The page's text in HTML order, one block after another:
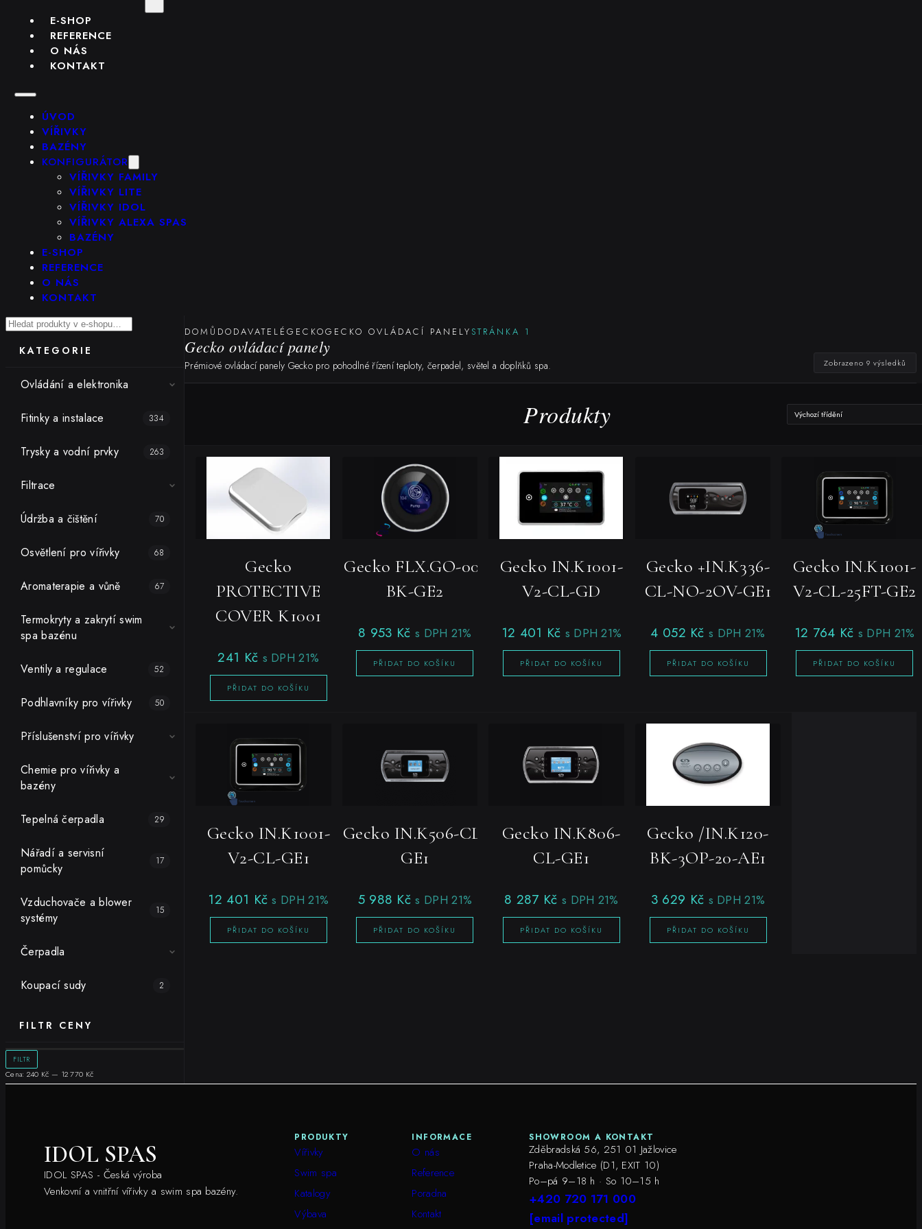
E-SHOP
REFERENCE
O NÁS
KONTAKT
ÚVOD
VÍŘIVKY
BAZÉNY
KONFIGURÁTOR
VÍŘIVKY FAMILY
VÍŘIVKY LITE
VÍŘIVKY IDOL
VÍŘIVKY ALEXA SPAS
BAZÉNY
E-SHOP
REFERENCE
O NÁS
KONTAKT
Hledat
KATEGORIE
Ovládání a elektronika
Fitinky a instalace 334
Trysky a vodní prvky 263
Filtrace
Údržba a čištění 70
Osvětlení pro vířivky 68
Aromaterapie a vůně 67
Termokryty a zakrytí swim
spa bazénu
Ventily a regulace 52
Podhlavníky pro vířivky 50
Příslušenství pro vířivky
Chemie pro vířivky a
bazény
Tepelná čerpadla 29
Nářadí a servisní
pomůcky
17
Vzduchovače a blower
systémy
15
Čerpadla
Koupací sudy 2
FILTR CENY
Minimální
cena
Maximální
cena
FILTR
Cena: 240 Kč — 12 770 Kč
DOMŮ DODAVATELÉ GECKOGECKO OVLÁDACÍ PANELY STRÁNKA 1
Gecko ovládací panely
Prémiové ovládací panely Gecko pro pohodlné řízení teploty, čerpadel, světel a doplňků spa. Zobrazeno 9 výsledků
Produkty
Gecko
PROTECTIVE
COVER K1001
241 Kč s DPH 21%
PŘIDAT DO KOŠÍKU
Gecko FLX.GO-00-
BK-GE2
8 953 Kč s DPH 21%
PŘIDAT DO KOŠÍKU
Gecko IN.K1001-
V2-CL-GD
12 401 Kč s DPH 21%
PŘIDAT DO KOŠÍKU
Gecko +IN.K336-
CL-NO-2OV-GE1
4 052 Kč s DPH 21%
PŘIDAT DO KOŠÍKU
Gecko IN.K1001-
V2-CL-25FT-GE2
12 764 Kč s DPH 21%
PŘIDAT DO KOŠÍKU
Gecko IN.K1001-
V2-CL-GE1
12 401 Kč s DPH 21%
PŘIDAT DO KOŠÍKU
Gecko IN.K506-CL-
GE1
5 988 Kč s DPH 21%
PŘIDAT DO KOŠÍKU
Gecko IN.K806-
CL-GE1
8 287 Kč s DPH 21%
PŘIDAT DO KOŠÍKU
Gecko /IN.K120-
BK-3OP-20-AE1
3 629 Kč s DPH 21%
PŘIDAT DO KOŠÍKU
IDOL SPAS
IDOL SPAS - Česká výroba
Venkovní a vnitřní vířivky a swim spa bazény.
PRODUKTY
Vířivky
Swim spa
Katalogy
Výbava
INFORMACE
O nás
Reference
Poradna
Kontakt
SHOWROOM A KONTAKT
Zděbradská 56, 251 01 Jažlovice
Praha-Modletice (D1, EXIT 10)
Po–pá 9–18 h · So 10–15 h
+420 720 171 000
[email protected]